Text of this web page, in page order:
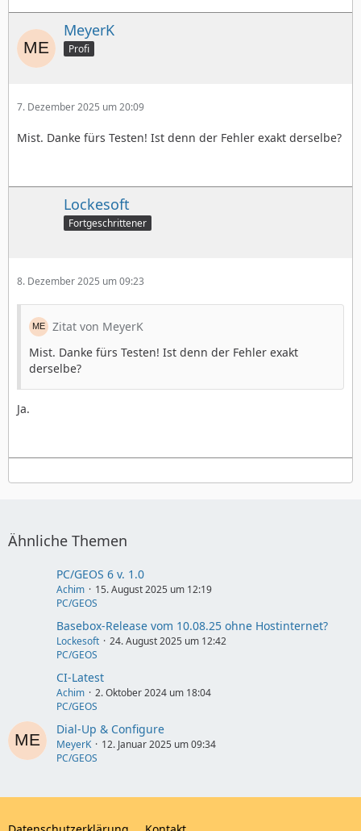
MeyerK
Profi
7. Dezember 2025 um 20:09
Mist. Danke fürs Testen! Ist denn der Fehler exakt derselbe?
Lockesoft
Fortgeschrittener
8. Dezember 2025 um 09:23
Zitat von MeyerK
Mist. Danke fürs Testen! Ist denn der Fehler exakt
derselbe?
Ja.
Ähnliche Themen
PC/GEOS 6 v. 1.0
Achim
15. August 2025 um 12:19
PC/GEOS
Basebox-Release vom 10.08.25 ohne Hostinternet?
Lockesoft
24. August 2025 um 12:42
PC/GEOS
CI-Latest
Achim
2. Oktober 2024 um 18:04
PC/GEOS
Dial-Up & Configure
MeyerK
12. Januar 2025 um 09:34
PC/GEOS